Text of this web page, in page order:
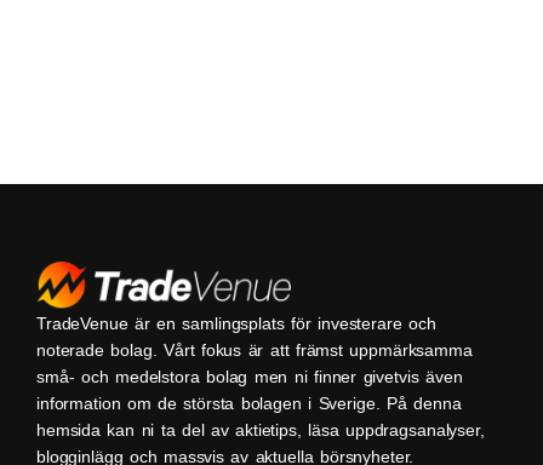
TradeVenue är en samlingsplats för investerare och
noterade bolag. Vårt fokus är att främst uppmärksamma
små- och medelstora bolag men ni finner givetvis även
information om de största bolagen i Sverige. På denna
hemsida kan ni ta del av aktietips, läsa uppdragsanalyser,
blogginlägg och massvis av aktuella börsnyheter.